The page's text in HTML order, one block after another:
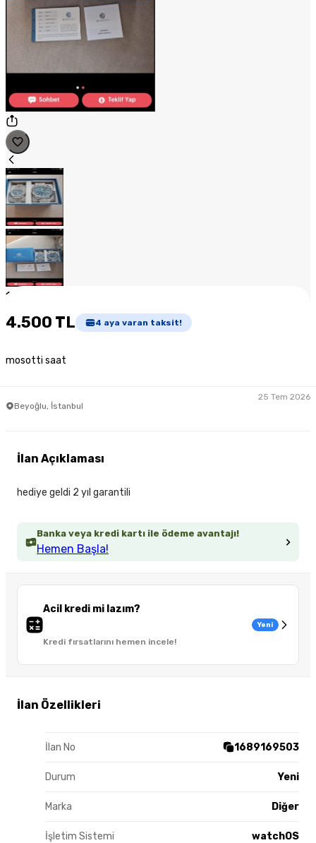
1
4.500 TL 4 aya varan taksit!
mosotti saat
Beyoğlu, İstanbul
25 Tem 2026
Banka veya kredi kartı ile ödeme avantajı!
Hemen Başla!
Acil kredi mi lazım?
Kredi fırsatlarını hemen incele!
Yeni
İlan Özellikleri
İlan No 1689169503
Durum Yeni
Marka Diğer
İşletim Sistemi watchOS
İlan Açıklaması
hediye geldi 2 yıl garantili